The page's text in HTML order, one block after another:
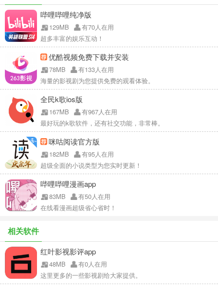
哔哩哔哩纯净版
129MB
有70人在用
超多丰富的娱乐互动！
优酷视频免费下载并安装
78MB
有133人在用
海量的影视剧为您提供免费的观看体验。
全民k歌ios版
167MB
有967人在用
最好玩的k歌软件，还有社交功能，非常棒。
咪咕阅读官方版
182MB
有95人在用
超级全面的小说类型为您实时更新！
哔哩哔哩漫画app
83MB
有50人在用
在线看漫画超级省心省时！
相关软件
红叶影视影评app
48MB
有0人在用
这里更多的一些影视剧给大家提供。